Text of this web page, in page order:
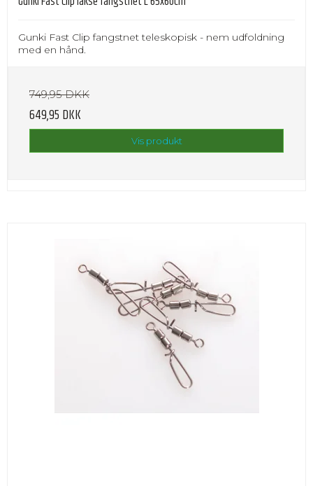
Gunki Fast Clip fangstnet teleskopisk - nem udfoldning
med en hånd.
749,95 DKK
649,95 DKK
Vis produkt